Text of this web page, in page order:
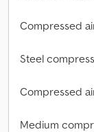
Compressed
Steel
Compressed
Medium